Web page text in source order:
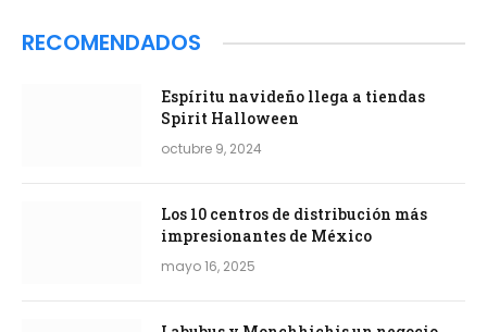
RECOMENDADOS
Espíritu navideño llega a tiendas
Spirit Halloween
octubre 9, 2024
Los 10 centros de distribución más
impresionantes de México
mayo 16, 2025